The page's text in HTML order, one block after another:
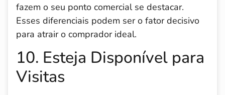
fazem o seu ponto comercial se destacar.
Esses diferenciais podem ser o fator decisivo
para atrair o comprador ideal.
10. Esteja Disponível para
Visitas